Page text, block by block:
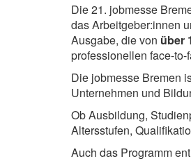
Die 21. jobmesse
das Arbeitgeber:innen
Ausgabe, die von über
professionellen face-
Die jobmesse Bremen
Unternehmen und
Ob Ausbildung,
Altersstufen,
Auch das Programm